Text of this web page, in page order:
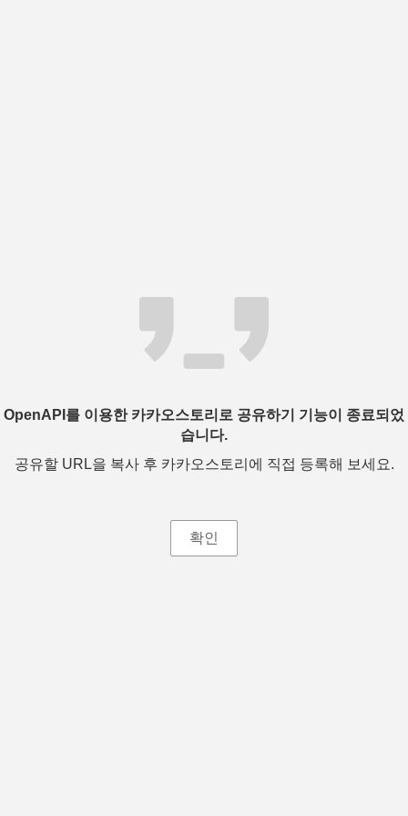
OpenAPI를 이용한 카카오스토리로 공유하기 기능이 종료되었
습니다.
공유할 URL을 복사 후 카카오스토리에 직접 등록해 보세요.
확인